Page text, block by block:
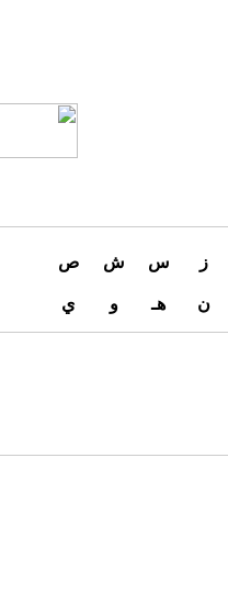
ز س ش ص
ن هـ و ي